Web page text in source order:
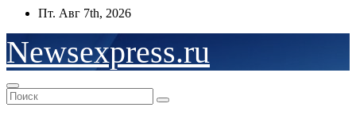
Перейти
содержимому
Пт. Авг 7th, 2026
Newsexpress.ru